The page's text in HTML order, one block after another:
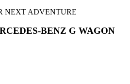
NEXT ADVENTURE
BENZ G WAGON